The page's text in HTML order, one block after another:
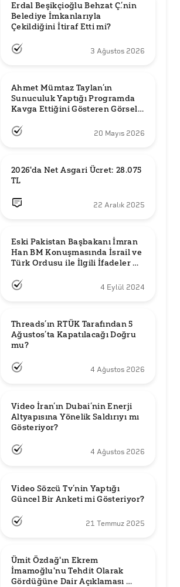
Erdal Beşikçioğlu Behzat Ç.’nin
Belediye İmkanlarıyla
3 Ağustos 2026
Ahmet Mümtaz Taylan’ın
Sunuculuk Yaptığı Programda
Kavga Ettiğini Gösteren Görsel
20 Mayıs 2026
2026'da Net Asgari Ücret: 28.075
TL
22 Aralık 2025
Eski Pakistan Başbakanı İmran
Han BM Konuşmasında İsrail ve
Türk Ordusu ile İlgili İfadeler mi
4 Eylül 2024
Threads’ın RTÜK Tarafından 5
Ağustos’ta Kapatılacağı Doğru
mu?
4 Ağustos 2026
Video İran’ın Dubai’nin Enerji
Altyapısına Yönelik Saldırıyı mı
Gösteriyor?
4 Ağustos 2026
Video Sözcü Tv’nin Yaptığı
Güncel Bir Anketi mi Gösteriyor?
21 Temmuz 2025
Ümit Özdağ'ın Ekrem
İmamoğlu'nu Tehdit Olarak
Gördüğüne Dair Açıklaması